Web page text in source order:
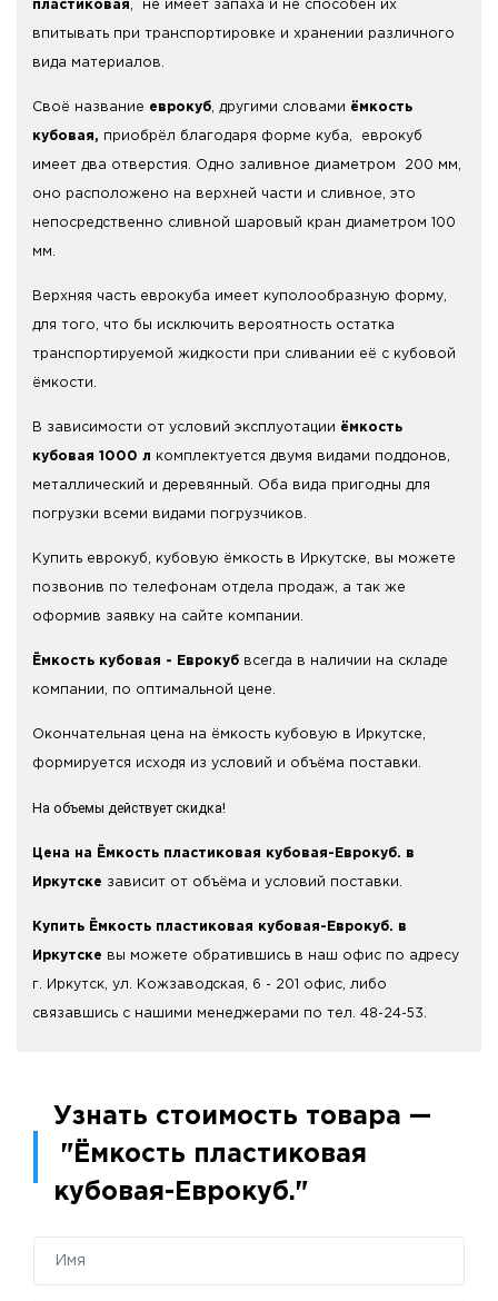
пластиковая , не имеет запаха и не способен их
впитывать при транспортировке и хранении различного
вида материалов.
Своё название еврокуб , другими словами ёмкость
кубовая, приобрёл благодаря форме куба, еврокуб
имеет два отверстия. Одно заливное диаметром 200 мм,
оно расположено на верхней части и сливное, это
непосредственно сливной шаровый кран диаметром 100
мм.
Верхняя часть еврокуба имеет куполообразную форму,
для того, что бы исключить вероятность остатка
транспортируемой жидкости при сливании её с кубовой
ёмкости.
В зависимости от условий эксплуотации ёмкость
кубовая 1000 л комплектуется двумя видами поддонов,
металлический и деревянный. Оба вида пригодны для
погрузки всеми видами погрузчиков.
Купить еврокуб, кубовую ёмкость в Иркутске, вы можете
позвонив по телефонам отдела продаж, а так же
оформив заявку на сайте компании.
Ёмкость кубовая - Еврокуб всегда в наличии на складе
компании, по оптимальной цене.
Окончательная цена на ёмкость кубовую в Иркутске,
формируется исходя из условий и объёма поставки.
На объемы действует скидка!
Цена на Ёмкость пластиковая кубовая-Еврокуб. в
Иркутске зависит от объёма и условий поставки.
Купить Ёмкость пластиковая кубовая-Еврокуб. в
Иркутске вы можете обратившись в наш офис по адресу
г. Иркутск, ул. Кожзаводская, 6 - 201 офис, либо
связавшись с нашими менеджерами по тел. 48-24-53.
Узнать стоимость товара —
"Ёмкость пластиковая
кубовая-Еврокуб."